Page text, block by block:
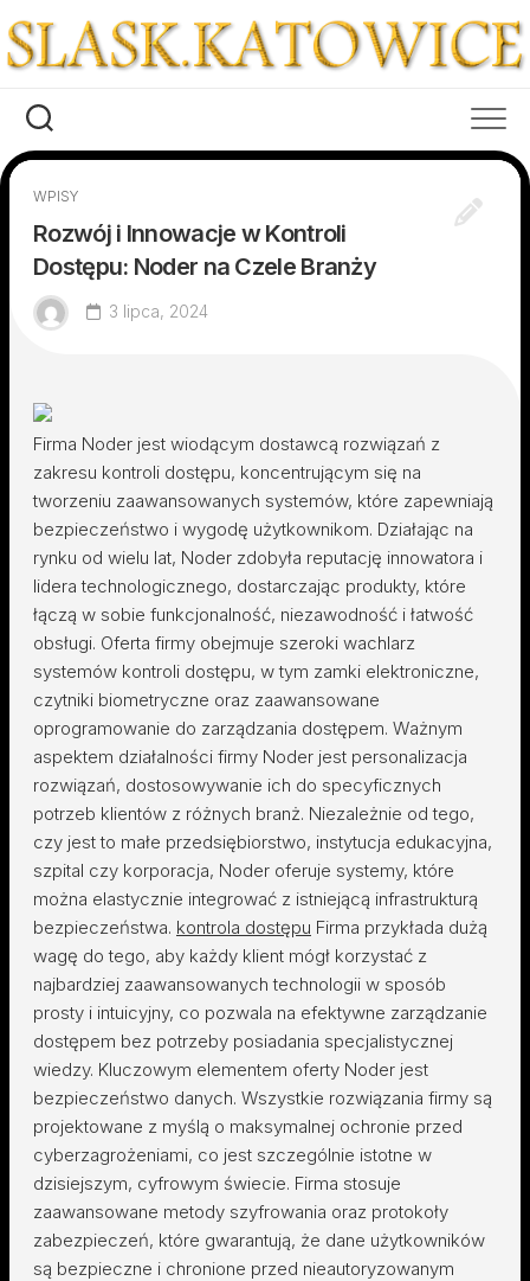
to
content
WPISY
Rozwój i Innowacje w Kontroli
Dostępu: Noder na Czele Branży
3 lipca, 2024
Firma Noder jest wiodącym dostawcą rozwiązań z
zakresu kontroli dostępu, koncentrującym się na
tworzeniu zaawansowanych systemów, które zapewniają
bezpieczeństwo i wygodę użytkownikom. Działając na
rynku od wielu lat, Noder zdobyła reputację innowatora i
lidera technologicznego, dostarczając produkty, które
łączą w sobie funkcjonalność, niezawodność i łatwość
obsługi. Oferta firmy obejmuje szeroki wachlarz
systemów kontroli dostępu, w tym zamki elektroniczne,
czytniki biometryczne oraz zaawansowane
oprogramowanie do zarządzania dostępem. Ważnym
aspektem działalności firmy Noder jest personalizacja
rozwiązań, dostosowywanie ich do specyficznych
potrzeb klientów z różnych branż. Niezależnie od tego,
czy jest to małe przedsiębiorstwo, instytucja edukacyjna,
szpital czy korporacja, Noder oferuje systemy, które
można elastycznie integrować z istniejącą infrastrukturą
bezpieczeństwa. kontrola dostępu Firma przykłada dużą
wagę do tego, aby każdy klient mógł korzystać z
najbardziej zaawansowanych technologii w sposób
prosty i intuicyjny, co pozwala na efektywne zarządzanie
dostępem bez potrzeby posiadania specjalistycznej
wiedzy. Kluczowym elementem oferty Noder jest
bezpieczeństwo danych. Wszystkie rozwiązania firmy są
projektowane z myślą o maksymalnej ochronie przed
cyberzagrożeniami, co jest szczególnie istotne w
dzisiejszym, cyfrowym świecie. Firma stosuje
zaawansowane metody szyfrowania oraz protokoły
zabezpieczeń, które gwarantują, że dane użytkowników
są bezpieczne i chronione przed nieautoryzowanym